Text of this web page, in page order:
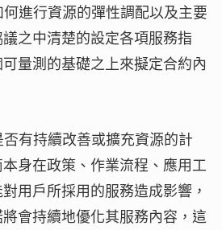
進行資源的彈性調配以及主要
之中清楚的設定各項服務指
量測的基礎之上來擬定合約內
有持續改善或擴充資源的計
身在政策、作業流程、應用工
用戶所採用的服務造成影響，
會持續地優化其服務內容，這